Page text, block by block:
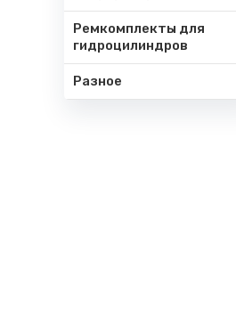
Ремкомплекты для
гидроцилиндров
Разное